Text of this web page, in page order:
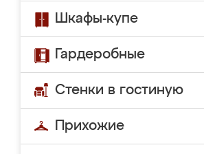
Шкафы-купе
Гардеробные
Стенки в гостиную
Прихожие